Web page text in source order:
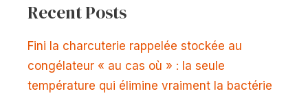
Recent Posts
Fini la charcuterie rappelée stockée au
congélateur « au cas où » : la seule
température qui élimine vraiment la bactérie